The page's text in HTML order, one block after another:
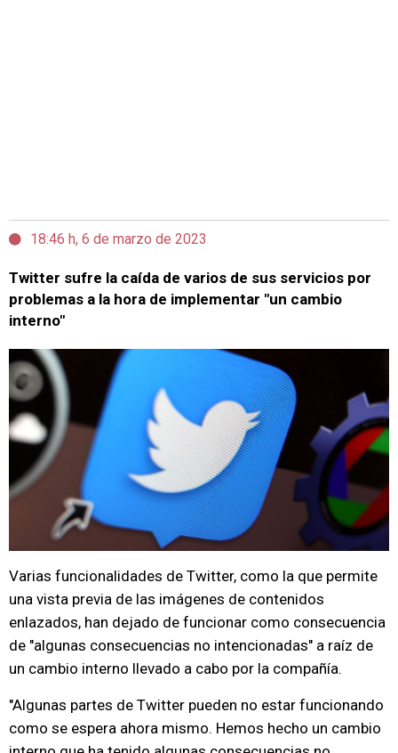
18:46 h, 6 de marzo de 2023
Twitter sufre la caída de varios de sus servicios por
problemas a la hora de implementar "un cambio
interno"
Varias funcionalidades de Twitter, como la que permite
una vista previa de las imágenes de contenidos
enlazados, han dejado de funcionar como consecuencia
de "algunas consecuencias no intencionadas" a raíz de
un cambio interno llevado a cabo por la compañía.
"Algunas partes de Twitter pueden no estar funcionando
como se espera ahora mismo. Hemos hecho un cambio